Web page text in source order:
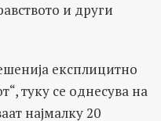
и други
експлицитно
туку се однесува на
најмалку 20